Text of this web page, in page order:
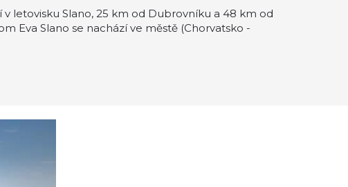
letovisku Slano, 25 km od Dubrovníku a 48 km od
Eva Slano se nachází ve městě (Chorvatsko -